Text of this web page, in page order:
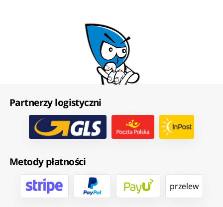
Partnerzy logistyczni
Metody płatności
przelew